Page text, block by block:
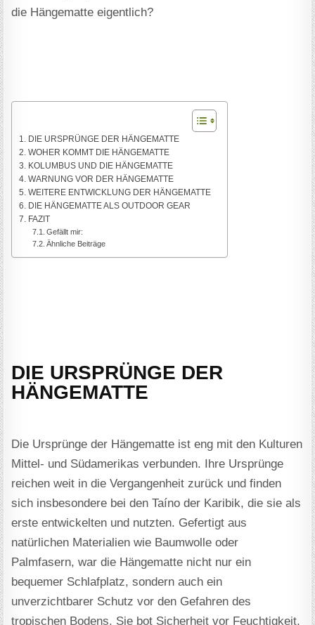
die Hängematte eigentlich?
DIE URSPRÜNGE DER HÄNGEMATTE
WOHER KOMMT DIE HÄNGEMATTE
KOLUMBUS UND DIE HÄNGEMATTE
WARNUNG VOR DER HÄNGEMATTE
WEITERE ENTWICKLUNG DER HÄNGEMATTE
DIE HÄNGEMATTE ALS OUTDOOR GEAR
FAZIT
Gefällt mir:
Ähnliche Beiträge
DIE URSPRÜNGE DER
HÄNGEMATTE
Die Ursprünge der Hängematte ist eng mit den Kulturen
Mittel- und Südamerikas verbunden. Ihre Ursprünge
reichen weit in die Vergangenheit zurück und finden
sich insbesondere bei den Taíno der Karibik, die sie als
erste entwickelten und nutzten. Gefertigt aus
natürlichen Materialien wie Baumwolle oder
Palmfasern, war die Hängematte nicht nur ein
bequemer Schlafplatz, sondern auch ein
unverzichtbarer Schutz vor den Gefahren des
tropischen Bodens. Sie bot Sicherheit vor Feuchtigkeit,